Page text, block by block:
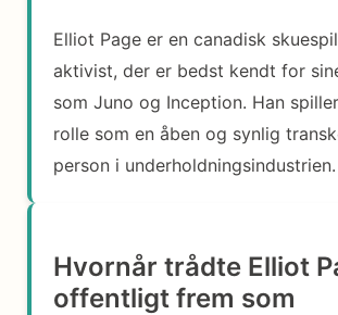
Elliot Page er en canadisk
aktivist, der er bedst kendt for
som Juno og Inception. Han
rolle som en åben og synlig
person i underholdningsindustrien.
Hvornår trådte Elliot
offentligt frem som